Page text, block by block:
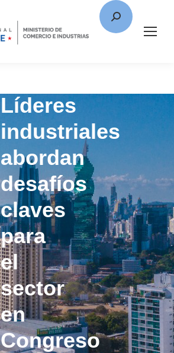
Líderes
industriales
abordan
desafíos
claves
para
el
sector
en
Congreso